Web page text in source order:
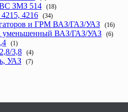
ЗМЗ 514 (18)
4216 (34)
и ГРМ ВАЗ/ГАЗ/УАЗ (16)
уменьшенный ВАЗ/ГАЗ/УАЗ (6)
(1)
3,8 (4)
УАЗ (7)